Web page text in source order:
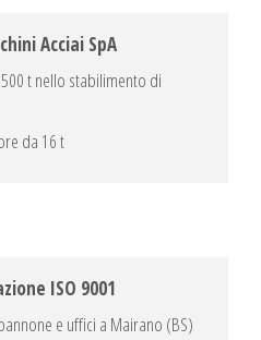
Acciai SpA
t nello stabilimento di
da 16 t
ISO 9001
e uffici a Mairano (BS)